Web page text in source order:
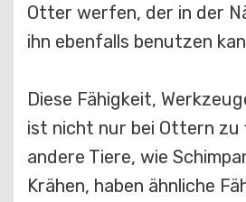
Otter werfen, der in der
ihn ebenfalls benutzen
Diese Fähigkeit,
ist nicht nur bei Ottern zu
andere Tiere, wie
Krähen, haben ähnliche